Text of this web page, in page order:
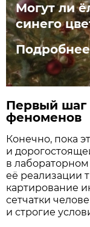
Могут ли
синего
Подробнее
Первый шаг
феноменов
Конечно, пока
и
в
её реализации
картирование
сетчатки
и строгие